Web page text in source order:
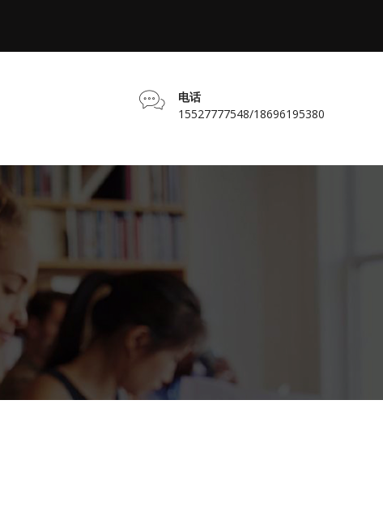
电话
15527777548/18696195380